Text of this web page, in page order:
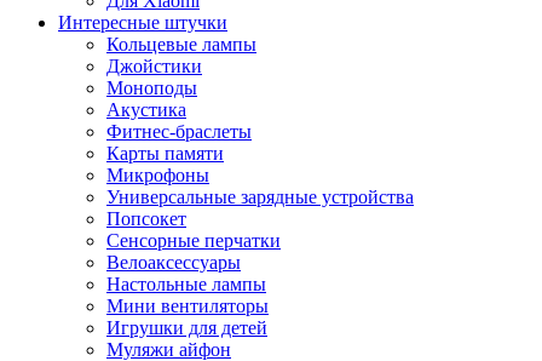
Интересные штучки
Кольцевые лампы
Джойстики
Моноподы
Акустика
Фитнес-браслеты
Карты памяти
Микрофоны
Универсальные зарядные устройства
Попсокет
Сенсорные перчатки
Велоаксессуары
Настольные лампы
Мини вентиляторы
Игрушки для детей
Муляжи айфон